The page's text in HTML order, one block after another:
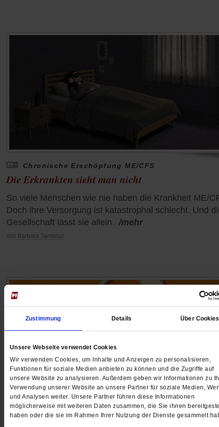
Zustimmung Details Über Cookies
Unsere Webseite verwendet Cookies
Wir verwenden Cookies, um Inhalte und Anzeigen zu personalisieren,
Funktionen für soziale Medien anbieten zu können und die Zugriffe auf
unsere Website zu analysieren. Außerdem geben wir Informationen zu
Verwendung unserer Website an unsere Partner für soziale Medien,
und Analysen weiter. Unsere Partner führen diese Informationen
möglicherweise mit weiteren Daten zusammen, die Sie ihnen
haben oder die sie im Rahmen Ihrer Nutzung der Dienste gesammelt
Chronische Erschöpfung ME/CFS
Die Erkrankten sieht man nicht
So viele Menschen wie nie haben die Krankheit ME/
Doch ihre Versorgung ist katastrophal schlecht. Und
Gesellschaft lässt sie allein. /mehr
von Barbara Tambour
Das große Rätsel Zeit